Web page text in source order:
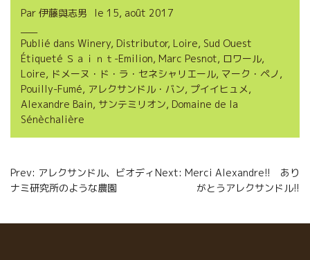
b
o
o
k
t
e
l
a
g
e
Par 伊藤與志男 le 15, août 2017
Publié dans Winery, Distributor, Loire, Sud Ouest
Étiqueté Ｓａｉｎｔ-Emilion, Marc Pesnot, ロワール,
Loire, ドメーヌ・ド・ラ・セネシャリエール, マーク・ペノ,
Pouilly-Fumé, アレクサンドル・バン, プイイヒュメ,
Alexandre Bain, サンテミリオン, Domaine de la
Sénèchalière
Navigation
de
l’article
Prev: アレクサンドル、ビオディ
ナミ研究所のような農園
Next: Merci Alexandre!! あり
がとうアレクサンドル!!